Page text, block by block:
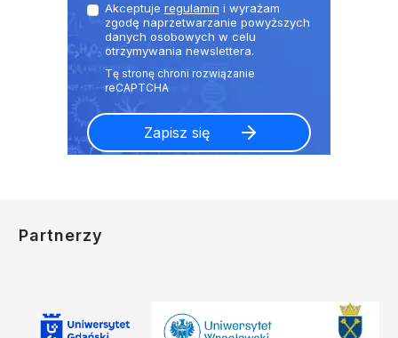
Akceptuje regulamin i wyrażam
zgodę naprzetwarzanie powyższych
danych osobowych w celu
otrzymywania newslettera.
Partnerzy